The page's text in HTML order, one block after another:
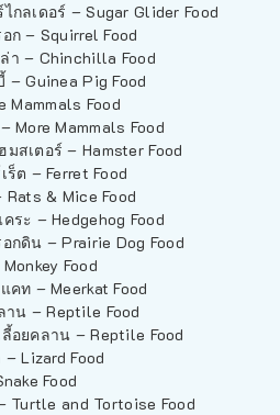
กลเดอร์ – Sugar Glider Food
ก – Squirrel Food
า – Chinchilla Food
– Guinea Pig Food
Mammals Food
More Mammals Food
สเตอร์ – Hamster Food
ร็ต – Ferret Food
& Mice Food
ระ – Hedgehog Food
กดิน – Prairie Dog Food
Food
คท – Meerkat Food
าน – Reptile Food
อยคลาน – Reptile Food
– Lizard Food
Food
Turtle and Tortoise Food